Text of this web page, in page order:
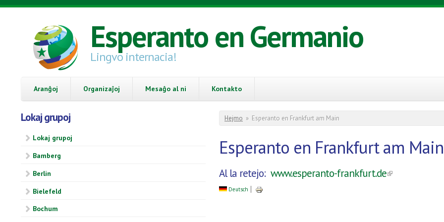
Skip to main content
Esperanto en Germanio
Lingvo internacia!
Aranĝoj Organizaĵoj Mesaĝo al ni Kontakto
Lokaj grupoj
Lokaj grupoj
Bamberg
Berlin
Bielefeld
Bochum
You are here
Hejmo » Esperanto en Frankfurt am Main
Esperanto en Frankfurt am Main
Al la retejo: www.esperanto-frankfurt.de(link is
Deutsch